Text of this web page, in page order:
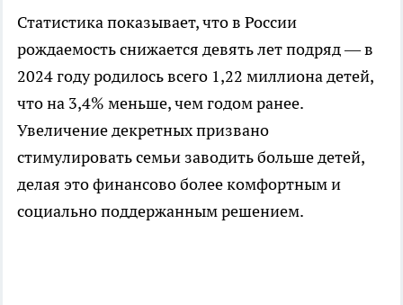
Статистика показывает, что в России
рождаемость снижается девять лет подряд — в
2024 году родилось всего 1,22 миллиона детей,
что на 3,4% меньше, чем годом ранее.
Увеличение декретных призвано
стимулировать семьи заводить больше детей,
делая это финансово более комфортным и
социально поддержанным решением.